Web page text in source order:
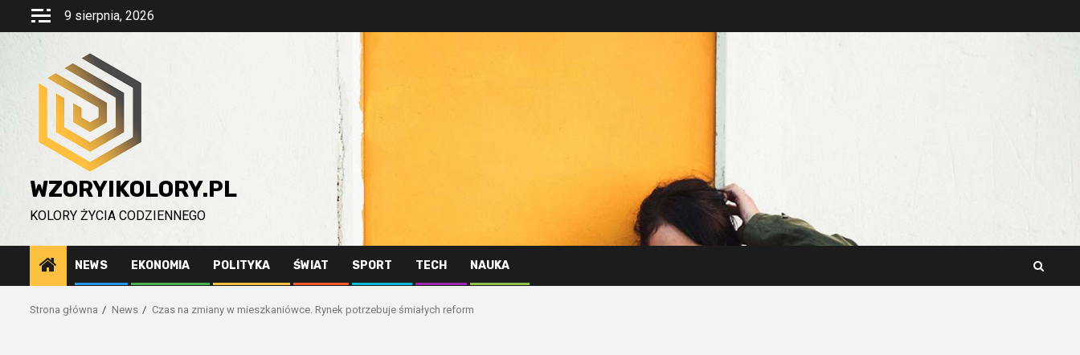
Przejdź
9 sierpnia, 2026
WZORYIKOLORY.PL
KOLORY ŻYCIA CODZIENNEGO
NEWS EKONOMIA POLITYKA ŚWIAT SPORT TECH NAUKA
Strona główna News Czas na zmiany w mieszkaniówce. Rynek potrzebuje śmiałych reform